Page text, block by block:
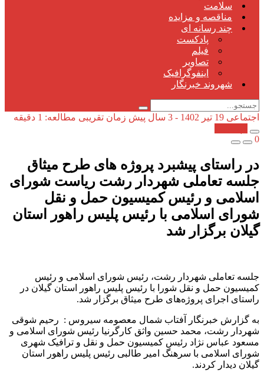
سلامت
مناقصه و مزایده
چند رسانه ای
پادکست
فیلم
تصاویر
اینفوگرافیک
شهروند خبرنگار
اجتماعی 19 تیر 1402 - 3 سال پیش
زمان تقریبی مطالعه: 1 دقیقه
0
در راستای پیشبرد پروژه های طرح میثاق
جلسه تعاملی شهردار رشت ریاست شورای
اسلامی و رئیس کمیسیون حمل و نقل
شورای اسلامی با رئیس پلیس راهور استان
گیلان برگزار شد
جلسه تعاملی شهردار رشت، رئیس شورای اسلامی و رئیس
کمیسیون حمل و نقل شورا با رئیس پلیس راهور استان گیلان در
راستای اجرای پروژه‌های طرح میثاق برگزار شد.
به گزارش خبرنگار آفتاب شمال معصومه سیروس : رحیم شوقی
شهردار رشت، محمد حسین واثق کارگرنیا رئیس شورای اسلامی و
مسعود عباس نژاد رئیس کمیسیون حمل و نقل و ترافیک شهری
شورای اسلامی با سرهنگ امیر طالبی رئیس پلیس راهور استان
گیلان دیدار کردند.